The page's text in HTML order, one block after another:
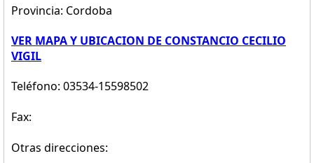
Provincia: Cordoba
VER MAPA Y UBICACION DE CONSTANCIO CECILIO
VIGIL
Teléfono: 03534-15598502
Fax:
Otras direcciones: